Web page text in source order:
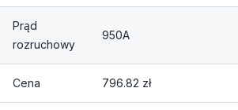
Prąd
rozruchowy
950A
Cena 796.82 zł